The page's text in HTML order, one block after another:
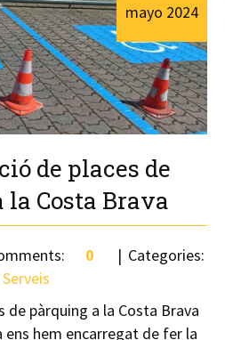
de places de
Costa Brava
mayo 2024
0
Categories:
Serveis
de pàrquing a la Costa Brava
ens hem encarregat de fer la